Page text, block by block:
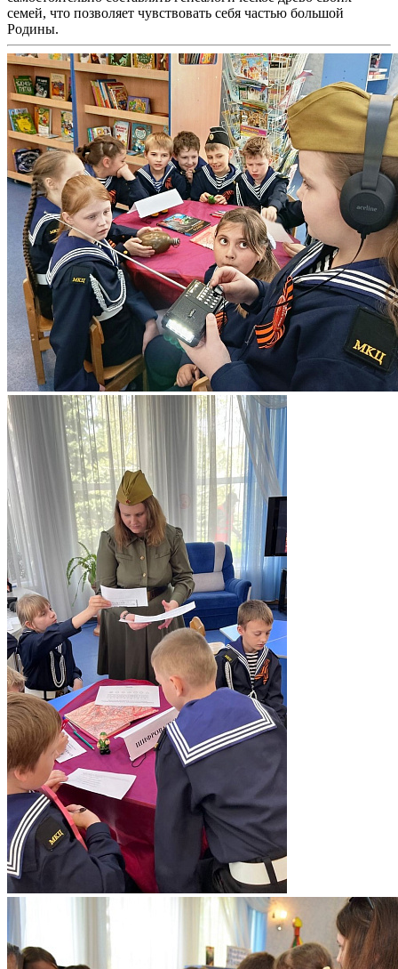
семей, что позволяет чувствовать себя частью большой
Родины.